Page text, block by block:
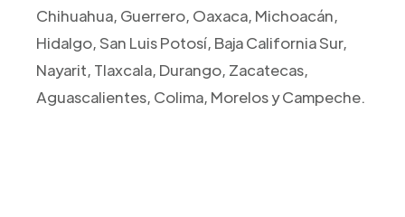
Chihuahua, Guerrero, Oaxaca, Michoacán,
Hidalgo, San Luis Potosí, Baja California Sur,
Nayarit, Tlaxcala, Durango, Zacatecas,
Aguascalientes, Colima, Morelos y Campeche.